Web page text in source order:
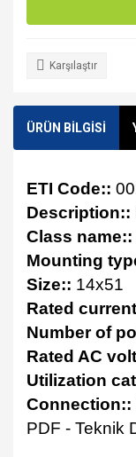
Karşılaştır
ÜRÜN BİLGİSİ
ETI Code::
Description::
Class name::
Mounting
Size:: 14x51
Rated
Number of
Rated AC
Utilization
Connection::
PDF - Teknik